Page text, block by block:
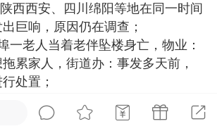
品推荐
紧致小白脸！一、项
白肌（仪器）× 草本
喱（产品）这是一套
西西安、四川绵阳等地在同一时间
巨响，原因仍在调查；
一老人当着老伴坠楼身亡，物业：
累家人，街道办：事发多天前，
处置；
加约10%至12%；